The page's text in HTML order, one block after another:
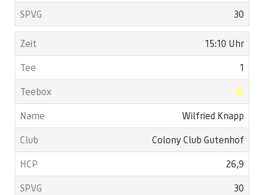
30
15:10 Uhr
1
Wilfried Knapp
Colony Club Gutenhof
26,9
30